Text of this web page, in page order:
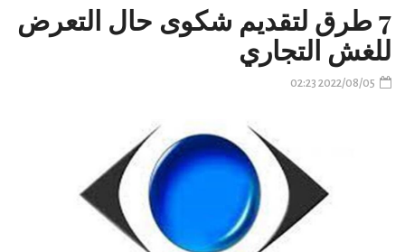
7 طرق لتقديم شكوى حال التعرض
للغش التجاري
2022/08/05 02:23